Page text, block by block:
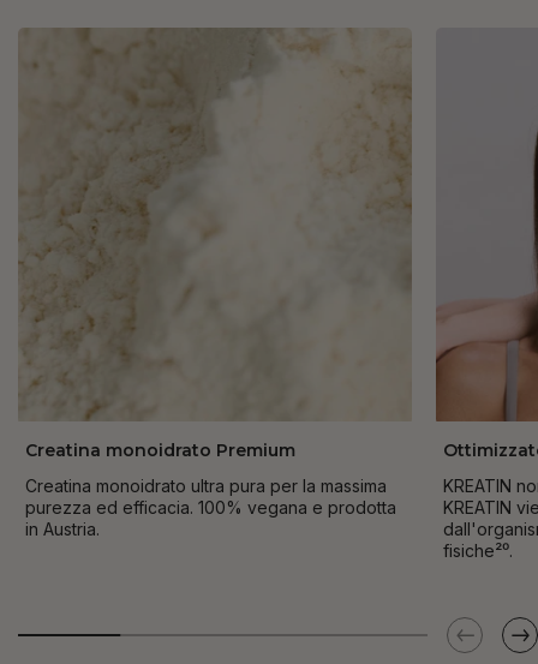
Creatina monoidrato Premium
Creatina monoidrato ultra pura per la massima
purezza ed efficacia. 100% vegana e prodotta
in Austria.
KREATIN
KREATIN
fisiche²⁰.